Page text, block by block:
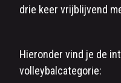
drie keer vrijblijvend
Hieronder vind je de
volleybalcategorie: